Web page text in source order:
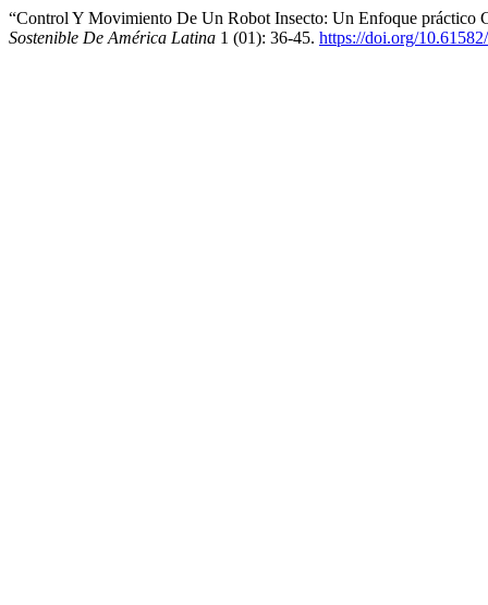
“Control Y Movimiento De Un Robot Insecto: Un Enfoque práctico
Sostenible De América Latina 1 (01): 36-45. https://doi.org/